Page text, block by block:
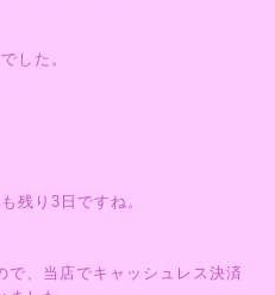
した。
残り3日ですね。
で、当店でキャッシュレス決済